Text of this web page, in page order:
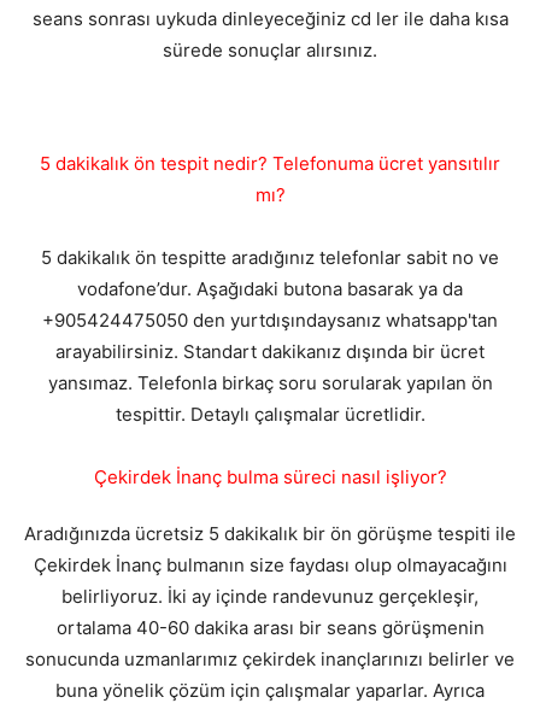
seans sonrası uykuda dinleyeceğiniz cd ler ile daha kısa
sürede sonuçlar alırsınız.
5 dakikalık ön tespit nedir? Telefonuma ücret yansıtılır
mı?
5 dakikalık ön tespitte aradığınız telefonlar sabit no ve
vodafone’dur. Aşağıdaki butona basarak ya da
+905424475050 den yurtdışındaysanız whatsapp'tan
arayabilirsiniz. Standart dakikanız dışında bir ücret
yansımaz. Telefonla birkaç soru sorularak yapılan ön
tespittir. Detaylı çalışmalar ücretlidir.
Çekirdek İnanç bulma süreci nasıl işliyor?
Aradığınızda ücretsiz 5 dakikalık bir ön görüşme tespiti ile
Çekirdek İnanç bulmanın size faydası olup olmayacağını
belirliyoruz. İki ay içinde randevunuz gerçekleşir,
ortalama 40-60 dakika arası bir seans görüşmenin
sonucunda uzmanlarımız çekirdek inançlarınızı belirler ve
buna yönelik çözüm için çalışmalar yaparlar. Ayrıca